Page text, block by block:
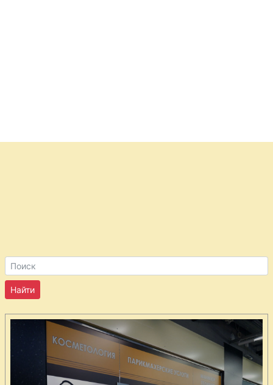
Томаты
оригинальные
Томаты с пряной
Томаты соленые